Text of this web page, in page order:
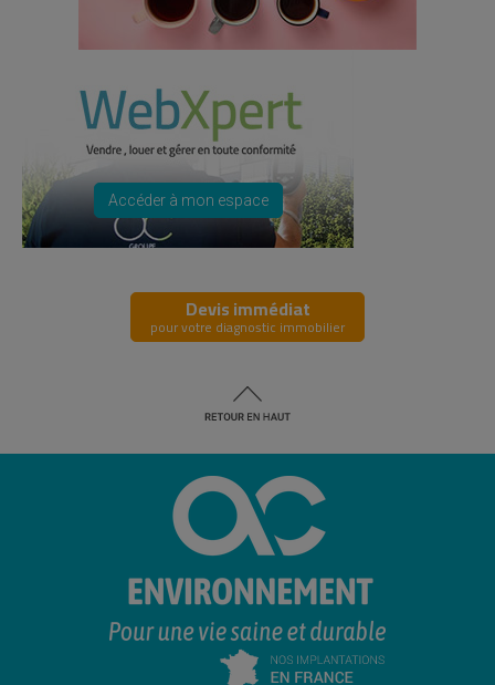
Accéder à mon espace
Devis immédiat
pour votre diagnostic immobilier